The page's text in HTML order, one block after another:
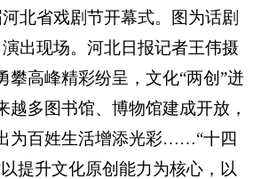
北省戏剧节开幕式。图为话剧
演出现场。河北日报记者王伟摄
攀高峰精彩纷呈，文化“两创”迸
越多图书馆、博物馆建成开放，
为百姓生活增添光彩……“十四
提升文化原创能力为核心，以